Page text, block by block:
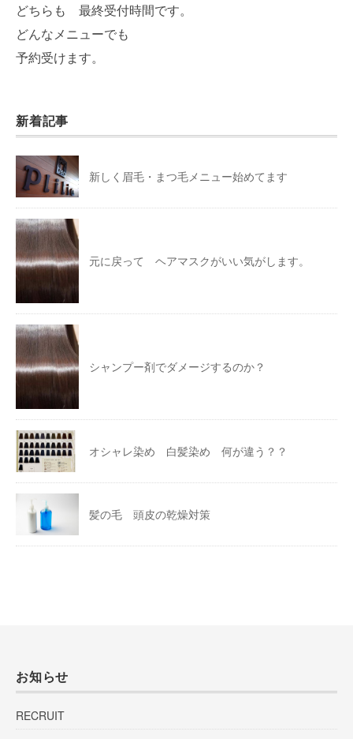
どちらも 最終受付時間です。
どんなメニューでも
予約受けます。
新着記事
新しく眉毛・まつ毛メニュー始めてます
元に戻って ヘアマスクがいい気がします。
シャンプー剤でダメージするのか？
オシャレ染め 白髪染め 何が違う？？
髪の毛 頭皮の乾燥対策
お知らせ
RECRUIT